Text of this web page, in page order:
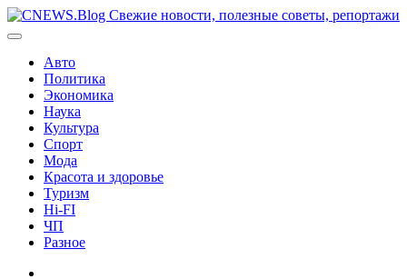
Перейти
к
Авто
Политика
Экономика
Наука
Культура
Спорт
Мода
Красота и здоровье
Туризм
Hi-FI
ЧП
Разное